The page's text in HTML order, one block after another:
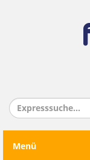
Menü